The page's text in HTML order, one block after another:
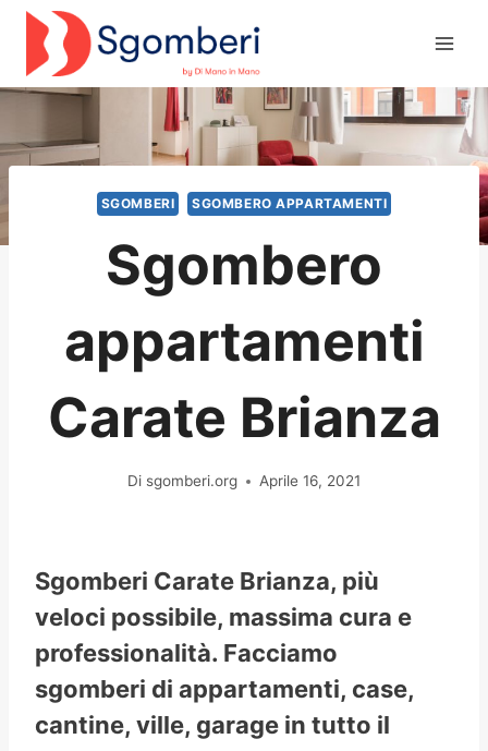
Salta
contenuto
SGOMBERI SGOMBERO APPARTAMENTI
Sgombero
appartamenti
Carate Brianza
Di sgomberi.org Aprile 16, 2021
Sgomberi Carate Brianza, più
veloci possibile, massima cura e
professionalità. Facciamo
sgomberi di appartamenti, case,
cantine, ville, garage in tutto il